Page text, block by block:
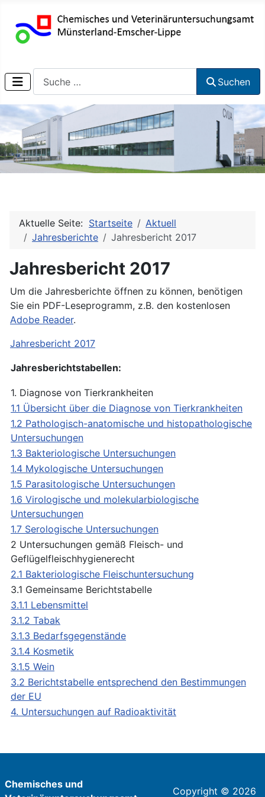
Suchen
Aktuelle Seite: Startseite
Aktuell
Jahresberichte
Jahresbericht 2017
Jahresbericht 2017
Um die Jahresberichte öffnen zu können, benötigen
Sie ein PDF-Leseprogramm, z.B. den kostenlosen
Adobe Reader.
Jahresbericht 2017
Jahresberichtstabellen:
1. Diagnose von Tierkrankheiten
1.1 Übersicht über die Diagnose von Tierkrankheiten
1.2 Pathologisch-anatomische und histopathologische
Untersuchungen
1.3 Bakteriologische Untersuchungen
1.4 Mykologische Untersuchungen
1.5 Parasitologische Untersuchungen
1.6 Virologische und molekularbiologische
Untersuchungen
1.7 Serologische Untersuchungen
2 Untersuchungen gemäß Fleisch- und
Geflügelfleischhygienerecht
2.1 Bakteriologische Fleischuntersuchung
3.1 Gemeinsame Berichtstabelle
3.1.1 Lebensmittel
3.1.2 Tabak
3.1.3 Bedarfsgegenstände
3.1.4 Kosmetik
3.1.5 Wein
3.2 Berichtstabelle entsprechend den Bestimmungen
der EU
4. Untersuchungen auf Radioaktivität
Chemisches und
Copyright © 2026